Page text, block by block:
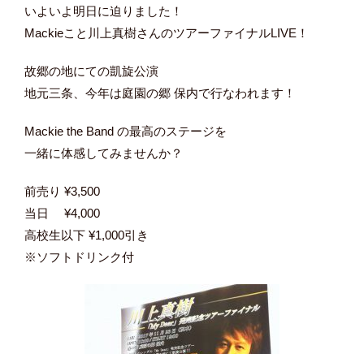
いよいよ明日に迫りました！
Mackieこと川上真樹さんのツアーファイナルLIVE！
故郷の地にての凱旋公演
地元三条、今年は庭園の郷 保内で行なわれます！
Mackie the Band の最高のステージを
一緒に体感してみませんか？
前売り ¥3,500
当日 ¥4,000
高校生以下 ¥1,000引き
※ソフトドリンク付